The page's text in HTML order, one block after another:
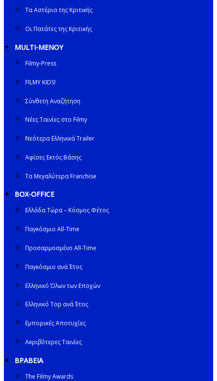
Τα Αστέρια της Κριτικής
Οι Πατάτες της Κριτικής
MULTI-ΜΕΝΟΥ
Filmy-Press
FILMY KIDS!
Σύνθετη Αναζήτηση
Νέες Ταινίες στο Filmy
Νεότερα Ελληνικά Trailer
Αφίσες Εκτός Βάσης
Τα Μεγαλύτερα Franchise
BOX-OFFICE
Ελλάδα Τώρα – Κόσμος Φέτος
Παγκόσμιο All-Time
Προσαρμοσμένο All-Time
Παγκόσμιο ανά Έτος
Ελληνικό Όλων των Εποχών
Ελληνικό Top ανά Έτος
Εμπορικές Αποτυχίες
Ακριβότερες Ταινίες
ΒΡΑΒΕΙΑ
The Filmy Awards